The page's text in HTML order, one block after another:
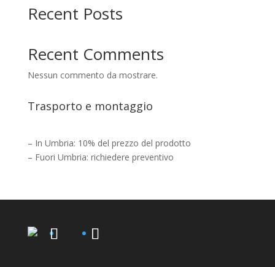
Recent Posts
Recent Comments
Nessun commento da mostrare.
Trasporto e montaggio
– In Umbria: 10% del prezzo del prodotto
– Fuori Umbria: richiedere preventivo